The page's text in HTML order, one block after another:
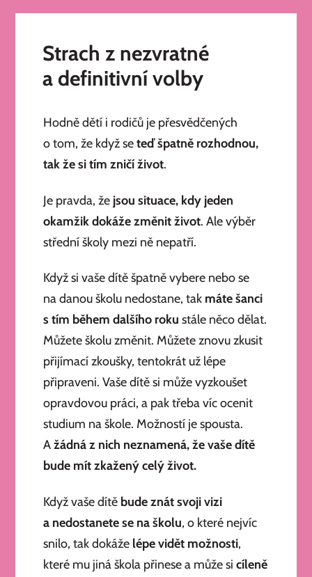
Strach z nezvratné
a definitivní volby
Hodně dětí i rodičů je přesvědčených
o tom, že když seteď špatně rozhodnou,
tak že si tím zničí život.
Je pravda, že jsou situace, kdy jeden
okamžik dokáže změnit život. Ale výběr
střední školy mezi ně nepatří.
Když si vaše dítě špatně vybere nebo se
na danou školu nedostane, tak máte šanci
s tím během dalšího roku stále něco dělat.
Můžete školu změnit. Můžete znovu zkusit
přijímací zkoušky, tentokrát už lépe
připraveni. Vaše dítě si může vyzkoušet
opravdovou práci, a pak třeba víc ocenit
studium na škole. Možností je spousta.
Ažádná z nich neznamená, že vaše dítě
bude mít zkažený celý život.
Když vaše dítě bude znát svoji vizi
a nedostanete se na školu, o které nejvíc
snilo, tak dokáže lépe vidět možnosti,
které mu jiná škola přinese a může sicíleně